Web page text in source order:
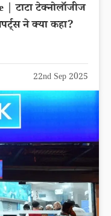
टाटा टेक्नोलॉजीज
ने क्या कहा?
22nd Sep 2025